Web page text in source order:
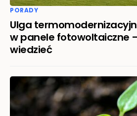
PORADY
Ulga
w panele fotowoltaiczne
wiedzieć